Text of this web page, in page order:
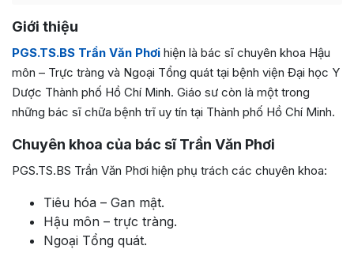
Giới thiệu
PGS.TS.BS Trần Văn Phơi hiện là bác sĩ chuyên khoa Hậu
môn – Trực tràng và Ngoại Tổng quát tại bệnh viện Đại học Y
Dược Thành phố Hồ Chí Minh. Giáo sư còn là một trong
những bác sĩ chữa bệnh trĩ uy tín tại Thành phố Hồ Chí Minh.
Chuyên khoa của bác sĩ Trần Văn Phơi
PGS.TS.BS Trần Văn Phơi hiện phụ trách các chuyên khoa:
Tiêu hóa – Gan mật.
Hậu môn – trực tràng.
Ngoại Tổng quát.